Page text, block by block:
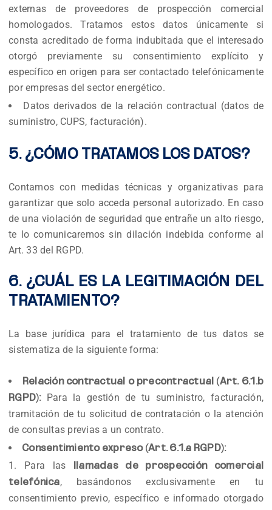
externas de proveedores de prospección comercial
homologados. Tratamos estos datos únicamente si
consta acreditado de forma indubitada que el interesado
otorgó previamente su consentimiento explícito y
específico en origen para ser contactado telefónicamente
por empresas del sector energético.
Datos derivados de la relación contractual (datos de
suministro, CUPS, facturación).
5. ¿CÓMO TRATAMOS LOS DATOS?
Contamos con medidas técnicas y organizativas para
garantizar que solo acceda personal autorizado. En caso
de una violación de seguridad que entrañe un alto riesgo,
te lo comunicaremos sin dilación indebida conforme al
Art. 33 del RGPD.
6. ¿CUÁL ES LA LEGITIMACIÓN DEL
TRATAMIENTO?
La base jurídica para el tratamiento de tus datos se
sistematiza de la siguiente forma:
Relación contractual o precontractual (Art. 6.1.b
RGPD):Para la gestión de tu suministro, facturación,
tramitación de tu solicitud de contratación o la atención
de consultas previas a un contrato.
Consentimiento expreso (Art. 6.1.a RGPD):
Para las
llamadas de prospección comercial
telefónica, basándonos exclusivamente en tu
consentimiento previo, específico e informado otorgado